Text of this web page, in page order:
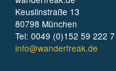
Keuslinstraße 13
80798 München
Tel: 0049 (0)152 59 222
info@wanderfreak.de